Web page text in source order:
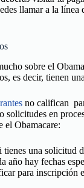
llamar a la
sobre el
es decir, tienen
no califican
solicitudes en
el Obamacare:
una solicitud
año hay fechas
para inscripción